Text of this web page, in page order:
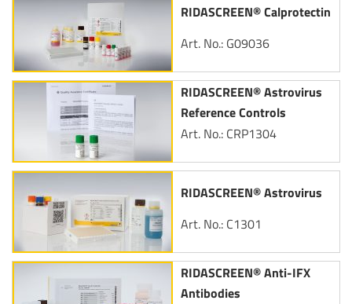
RIDASCREEN® Calprotectin
Art. No.: G09036
RIDASCREEN® Astrovirus
Reference Controls
Art. No.: CRP1304
RIDASCREEN® Astrovirus
Art. No.: C1301
RIDASCREEN® Anti-IFX
Antibodies